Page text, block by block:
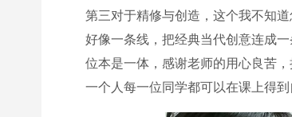
第三对于精修与创造，这个我不知
好像一条线，把经典当代创意连成
位本是一体，感谢老师的用心良苦
一个人每一位同学都可以在课上得